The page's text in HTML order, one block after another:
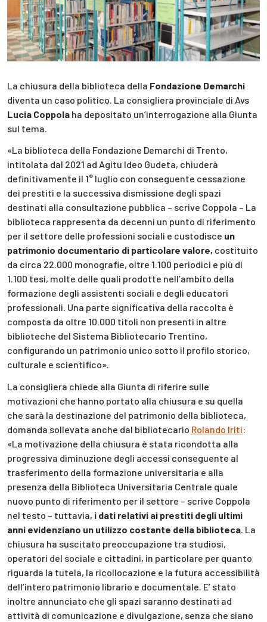
La chiusura della biblioteca della Fondazione Demarchi
diventa un caso politico. La consigliera provinciale di Avs
Lucia Coppola ha depositato un’interrogazione alla Giunta
sul tema.
«La biblioteca della Fondazione Demarchi di Trento,
intitolata dal 2021 ad Agitu Ideo Gudeta, chiuderà
definitivamente il 1° luglio con conseguente cessazione
dei prestiti e la successiva dismissione degli spazi
destinati alla consultazione pubblica – scrive Coppola – La
biblioteca rappresenta da decenni un punto di riferimento
per il settore delle professioni sociali e custodisce un
patrimonio documentario di particolare valore, costituito
da circa 22.000 monografie, oltre 1.100 periodici e più di
1.100 tesi, molte delle quali prodotte nell’ambito della
formazione degli assistenti sociali e degli educatori
professionali. Una parte significativa della raccolta è
composta da oltre 10.000 titoli non presenti in altre
biblioteche del Sistema Bibliotecario Trentino,
configurando un patrimonio unico sotto il profilo storico,
culturale e scientifico».
La consigliera chiede alla Giunta di riferire sulle
motivazioni che hanno portato alla chiusura e su quella
che sarà la destinazione del patrimonio della biblioteca,
domanda sollevata anche dal bibliotecario Rolando Iriti:
«La motivazione della chiusura è stata ricondotta alla
progressiva diminuzione degli accessi conseguente al
trasferimento della formazione universitaria e alla
presenza della Biblioteca Universitaria Centrale quale
nuovo punto di riferimento per il settore – scrive Coppola
nel testo – tuttavia, i dati relativi ai prestiti degli ultimi
anni evidenziano un utilizzo costante della biblioteca. La
chiusura ha suscitato preoccupazione tra studiosi,
operatori del sociale e cittadini, in particolare per quanto
riguarda la tutela, la ricollocazione e la futura accessibilità
dell’intero patrimonio librario e documentale. E’ stato
inoltre annunciato che gli spazi saranno destinati ad
attività di comunicazione e divulgazione, senza che siano